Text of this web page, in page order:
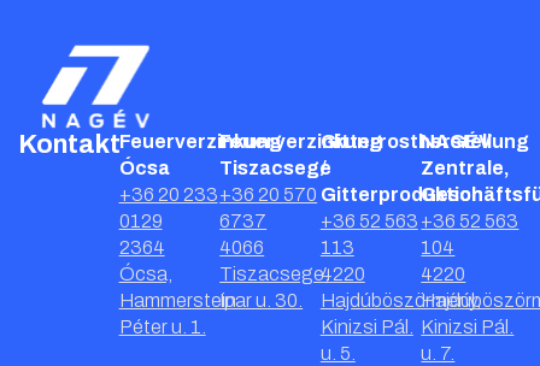
KontaktFeuerverzinkung
Ócsa
+36 20 233
0129
2364
Ócsa,
Hammerstein
Péter u. 1.
Feuerverzinkung
Tiszacsege
+36 20 570
6737
4066
Tiszacsege,
Ipar u. 30.
Gitterrostherstellung
/
Gitterproduktion
+36 52 563
113
4220
Hajdúböszörmény,
Kinizsi Pál.
u. 5.
NAGÉV
Zentrale,
+36 52 563
104
4220
Kinizsi Pál.
u. 7.